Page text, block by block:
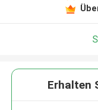
Erhalten